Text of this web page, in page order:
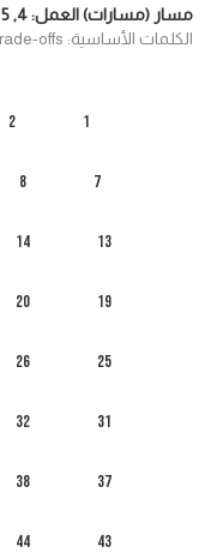
مسار (مسارات) العمل:4
,
5
الكلمات الأساسية: Governance, Policy, Trade-offs
1
2
7
8
13
14
19
20
25
26
31
32
37
38
43
44